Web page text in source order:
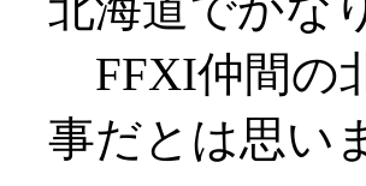
FFXI仲間の
事だとは思い